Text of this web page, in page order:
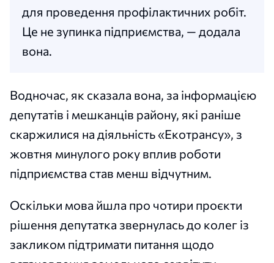
для проведення профілактичних робіт.
Це не зупинка підприємства, — додала
вона.
Водночас, як сказала вона, за інформацією
депутатів і мешканців району, які раніше
скаржилися на діяльність «Екотрансу», з
жовтня минулого року вплив роботи
підприємства став менш відчутним.
Оскільки мова йшла про чотири проєкти
рішення депутатка звернулась до колег із
закликом підтримати питання щодо